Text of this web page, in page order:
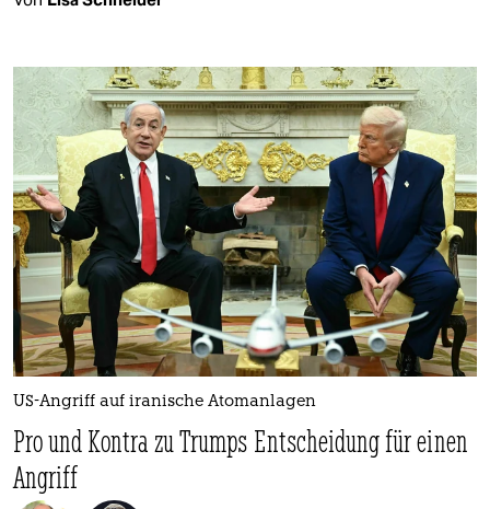
US-Angriff auf iranische Atomanlagen
Pro und Kontra zu Trumps Entscheidung für einen
Angriff